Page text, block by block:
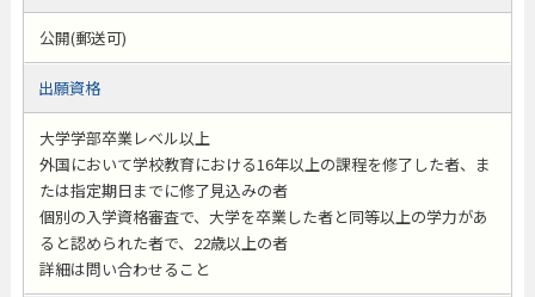
公開(郵送可)
出願資格
大学学部卒業レベル以上
外国において学校教育における16年以上の課程を修了した者、ま
たは指定期日までに修了見込みの者
個別の入学資格審査で、大学を卒業した者と同等以上の学力があ
ると認められた者で、22歳以上の者
詳細は問い合わせること